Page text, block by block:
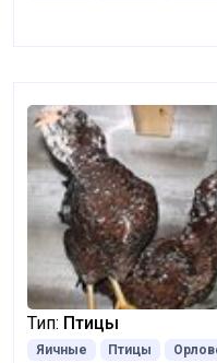
Тип: Птицы
Яичные Птицы